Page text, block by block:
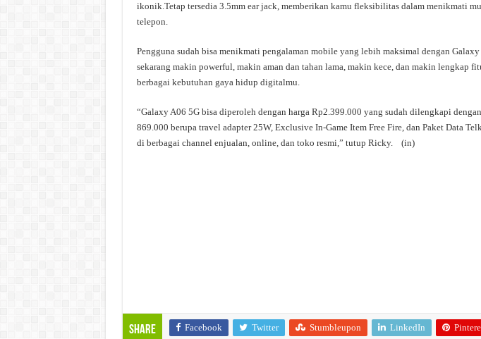
ikonik.Tetap tersedia 3.5mm ear jack, memberikan kamu fleksibilitas dalam menikmati
telepon.
Pengguna sudah bisa menikmati pengalaman mobile yang lebih maksimal dengan
sekarang makin powerful, makin aman dan tahan lama, makin kece, dan makin lengkap
berbagai kebutuhan gaya hidup digitalmu.
“Galaxy A06 5G bisa diperoleh dengan harga Rp2.399.000 yang sudah dilengkapi
869.000 berupa travel adapter 25W, Exclusive In-Game Item Free Fire, dan Paket Data
di berbagai channel enjualan, online, dan toko resmi,” tutup Ricky. (in)
Share Facebook Twitter Stumbleupon LinkedIn